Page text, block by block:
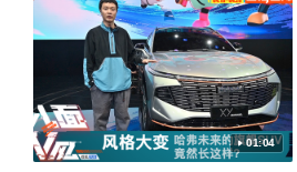
01:04